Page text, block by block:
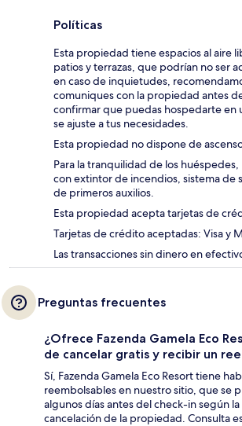
Políticas
Esta propiedad tiene espacios al aire
patios y terrazas, que podrían no ser
en caso de inquietudes,
comuniques con la propiedad antes
confirmar que puedas hospedarte en
se ajuste a tus necesidades.
Esta propiedad no dispone de
Para la tranquilidad de los
con extintor de incendios, sistema de
de primeros auxilios.
Esta propiedad acepta tarjetas de
Tarjetas de crédito aceptadas: Visa y
Las transacciones sin dinero en
Preguntas frecuentes
¿Ofrece Fazenda Gamela Eco
de cancelar gratis y recibir un
Sí, Fazenda Gamela Eco Resort tiene
reembolsables en nuestro sitio, que se
algunos días antes del check-in según
cancelación de la propiedad. Consulta